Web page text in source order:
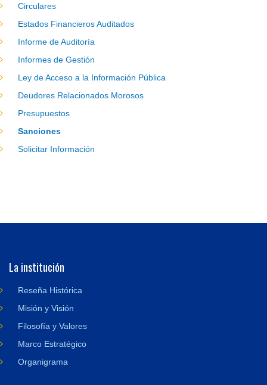
Circulares
Estados Financieros Auditados
Informe de Auditoría
Informes de Gestión
Ley de Acceso a la Información Pública
Deudores Relacionados Morosos
Presupuestos
Sanciones
Solicitar Información
La institución
Reseña Histórica
Misión y Visión
Filosofía y Valores
Marco Estratégico
Organigrama